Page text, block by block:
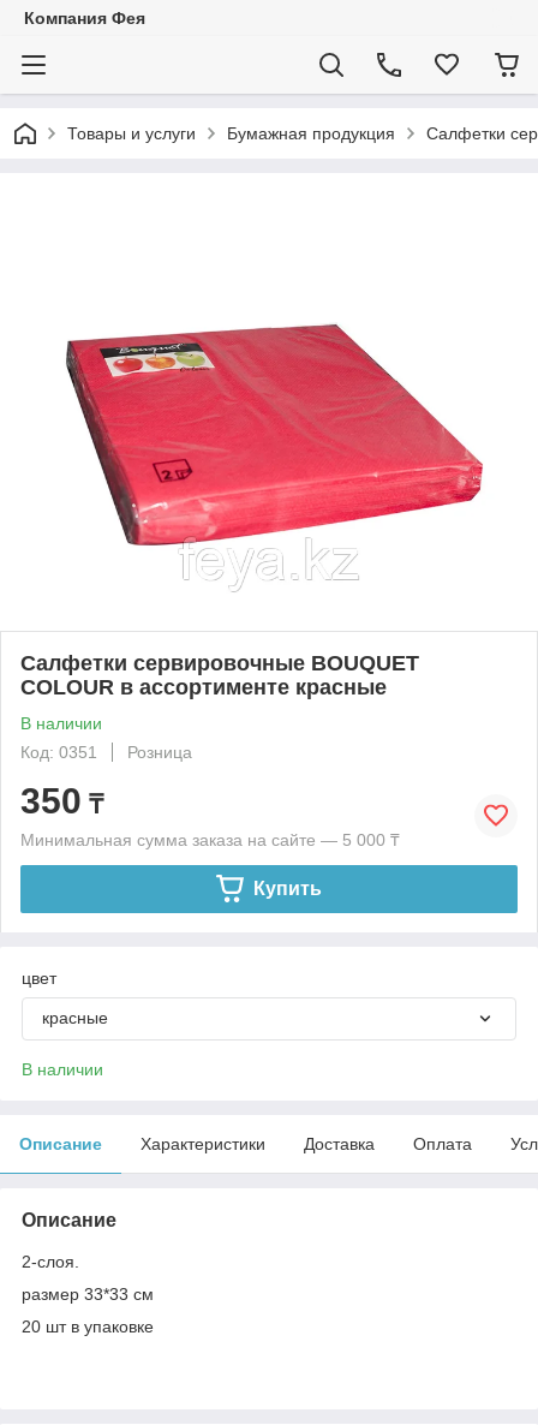
Компания Фея
Товары и услуги Бумажная продукция Салфетки
Салфетки сервировочные BOUQUET
COLOUR в ассортименте красные
В наличии
Код: 0351
Розница
350 ₸
Минимальная сумма заказа на сайте — 5 000 ₸
Купить
цвет
красные
В наличии
Описание Характеристики Доставка Оплата
Описание
2-слоя.
размер 33*33 см
20 шт в упаковке